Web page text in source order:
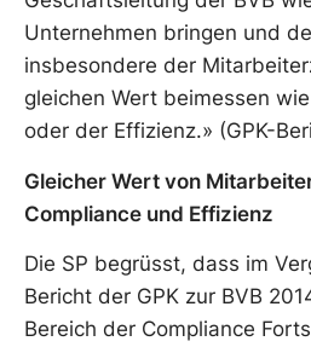
Unternehmen bringen und
insbesondere der
gleichen Wert beimessen
oder der Effizienz.» (GPK-
Gleicher Wert von
Compliance und Effizienz
Die SP begrüsst, dass im
Bericht der GPK zur BVB
Bereich der Compliance